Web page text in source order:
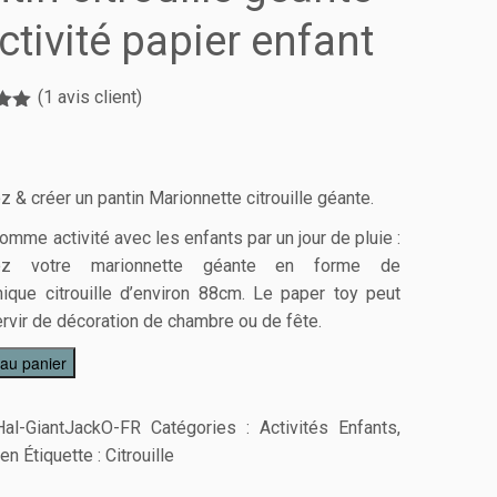
papier enfant
(1 avis client)
& créer un pantin Marionnette citrouille géante.
activité avec les enfants par un jour de pluie :
votre marionnette géante en forme de
citrouille d’environ 88cm. Le paper toy peut
de décoration de chambre ou de fête.
panier
GiantJackO-FR Catégories :Activités Enfants,
Étiquette :Citrouille